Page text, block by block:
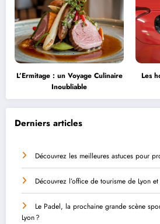
L’Ermitage : un Voyage Culinaire
Inoubliable
Les
Derniers articles
Découvrez les meilleures astuces pour
Découvrez l’office de tourisme de Lyon
Le Padel, la prochaine grande scène
Lyon ?